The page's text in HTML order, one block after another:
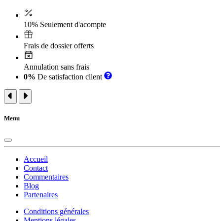
10% Seulement d'acompte
Frais de dossier offerts
Annulation sans frais
0% De satisfaction client
Menu
Accueil
Contact
Commentaires
Blog
Partenaires
Conditions générales